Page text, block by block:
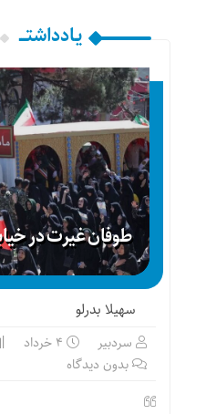
یـادداشتــــ
طوفان غیرت در
سهیلا بدرلو
سردبیر
بدون دیدگاه